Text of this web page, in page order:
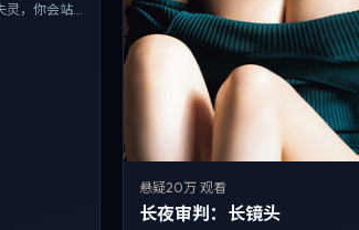
灵，你会站
悬疑20万 观看
长夜审判：长镜头